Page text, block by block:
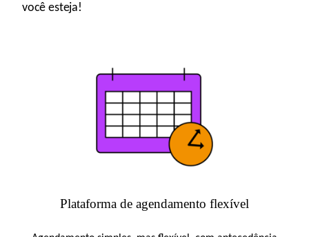
você esteja!
Plataforma de agendamento flexível